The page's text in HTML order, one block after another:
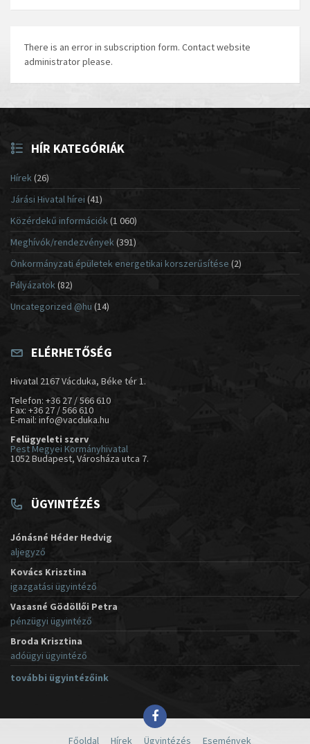
There is an error in subscription form. Contact website
administrator please.
HÍR KATEGÓRIÁK
Hírek(26)
Járási Hivatal hírei (41)
Közérdekű információk(1 060)
Meghívók/rendezvények (391)
Önkormányzati épületek energetikai korszerűsítése (2)
Pályázatok (82)
Uncategorized @hu (14)
ELÉRHETŐSÉG
Hivatal 2167 Vácduka, Béke tér 1.
Telefon: +36 27 / 566 610
Fax: +36 27 / 566 610
E-mail: info@vacduka.hu
Felügyeleti szerv
Pest Megyei Kormányhivatal
1052 Budapest, Városháza utca 7.
ÜGYINTÉZÉS
Jónásné Héder Hedvig
aljegyző
Kovács Krisztina
igazgatási ügyintéző
Vasasné Gödöllői Petra
pénzügyi ügyintéző
Broda Krisztina
adóügyi ügyintéző
további ügyintézőink
Főoldal Hírek Ügyintézés Események